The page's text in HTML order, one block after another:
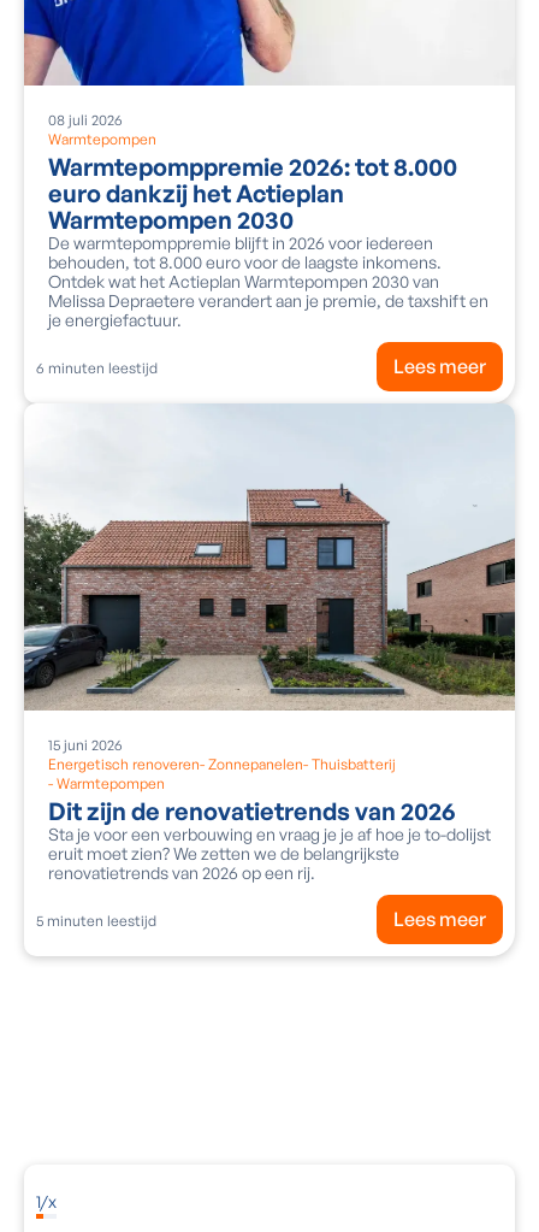
Warmtepompen
08 juli 2026
Warmtepomppremie 2026: tot 8.000
euro dankzij het Actieplan
Warmtepompen 2030
De warmtepomppremie blijft in 2026 voor iedereen
behouden, tot 8.000 euro voor de laagste inkomens.
Ontdek wat het Actieplan Warmtepompen 2030 van
Melissa Depraetere verandert aan je premie, de taxshift en
je energiefactuur.
6 minuten leestijd Lees meer
Energetisch renoveren- Zonnepanelen- Thuisbatterij
- Warmtepompen
15 juni 2026
Dit zijn de renovatietrends van 2026
Sta je voor een verbouwing en vraag je je af hoe je to-dolijst
eruit moet zien? We zetten we de belangrijkste
renovatietrends van 2026 op een rij.
5 minuten leestijd Lees meer
1/x